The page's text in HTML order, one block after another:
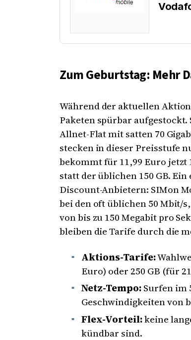
Zum Geburtstag: Mehr
Während der aktuellen
Paketen spürbar
Allnet-Flat mit satten 70
stecken in dieser Preisstufe
bekommt für 11,99 Euro jetzt
statt der üblichen 150 GB.
Discount-Anbietern: SIMon
bei den oft üblichen 50 Mbit/
von bis zu 150 Megabit pro
bleiben die Tarife durch die
Aktions-Tarife:
Euro) oder 250 GB (für
Netz-Tempo:Surfen im
Geschwindigkeiten von
Flex-Vorteil:keine
kündbar sind.